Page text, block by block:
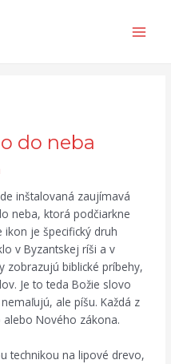
do neba
inštalovaná zaujímavá
neba, ktorá podčiarkne
ikon je špecifický druh
v Byzantskej ríši a v
zobrazujú biblické príbehy,
Je to teda Božie slovo
ale píšu. Každá z
Nového zákona.
technikou na lipové drevo,